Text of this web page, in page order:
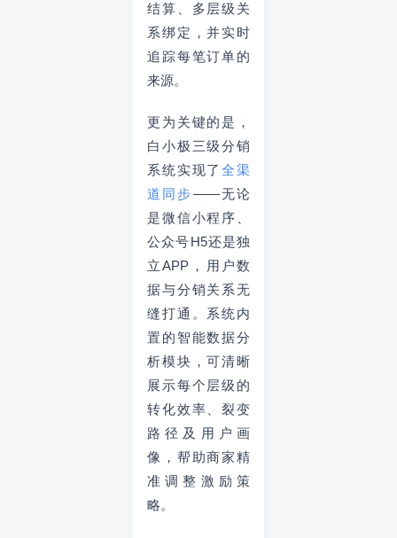
结算、多层级关
系绑定，并实时
追踪每笔订单的
来源。
更为关键的是，
白小极三级分销
系统实现了全渠
道同步——无论
是微信小程序、
公众号H5还是独
立APP，用户数
据与分销关系无
缝打通。系统内
置的智能数据分
析模块，可清晰
展示每个层级的
转化效率、裂变
路径及用户画
像，帮助商家精
准调整激励策
略。